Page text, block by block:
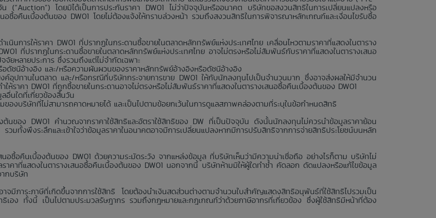
(“Auction”) โดยมิได้เป็นการประกันราคา DW01 ไม่ว่าปัจจุบันหรืออนาคต บริษัทขอสงวนสิทธิในการเปลี่ยนแปลงหรือ
อซื้อคืนเบื้องต้นของ DW01 โดยไม่ต้องแจ้งให้ทราบล่วงหน้า รวมถึงสงวนสิทธิในการพิจารณาหลักเกณฑ์และเงื่อนไขรับซื้อ
เนินการให้ราคา DW01 ที่ปรากฏในกระดานซื้อขายในตลาดหลักทรัพย์แห่งประเทศไทย เคลื่อนไหวตามราคาที่แสดงในตาราง
ที่ปรากฏในกระดานซื้อขายในตลาดหลักทรัพย์แห่งประเทศไทย อาจไม่ตรงหรือไม่สัมพันธ์กับราคาที่แสดงในตารางเสนอ
ยหลายประการ ซึ่งรวมถึงแต่ไม่จำกัดเฉพาะ
ดัชนีอ้างอิง และ/หรือความผันผวนของราคาหลักทรัพย์อ้างอิงหรือดัชนีอ้างอิง
ค์อุปทานในตลาด และ/หรือกรณีที่บริษัทกระจายการขาย DW01 ให้กับนักลงทุนไปเป็นจำนวนมาก ซึ่งอาจส่งผลให้มีจำนวน
ให้ราคา DW01 ที่ถูกซื้อขายในกระดานอาจไม่ตรงหรือไม่สัมพันธ์ราคาที่แสดงในตารางเสนอซื้อคืนเบื้องต้นของ DW01
ลอื่นใดที่เกี่ยวข้องสิ้นวัน
งบริษัทที่ไม่สามารถคาดหมายได้ และเป็นไปตามข้อยกเว้นในการดูแลสภาพคล่องตามที่ระบุในข้อกำหนดสิทธิ
ต้นของ DW01 คำนวณจากราคาใช้สิทธิและอัตราใช้สิทธิของ DW ที่เป็นปัจจุบัน ดังนั้นนักลงทุนไม่ควรนำข้อมูลราคาย้อน
งพึงระลึกและเข้าใจว่าข้อมูลราคาในอนาคตอาจมีการเปลี่ยนแปลงหากมีการปรับสิทธิจากการจ่ายสิทธิประโยชน์บนหลัก
นอซื้อคืนเบื้องต้นของ DW01 ด้วยความระมัดระวัง จากแหล่งข้อมูล ที่บริษัทเห็นว่ามีความน่าเชื่อถือ อย่างไรก็ตาม บริษัทไม่
คาที่แสดงในตารางเสนอซื้อคืนเบื้องต้นของ DW01 นอกจากนี้ บริษัทห้ามมิให้ผู้ใดทำซ้ำ คัดลอก ดัดแปลงหรือแก้ไขข้อมูล
กบริษัท
มีภาระภาษีที่เกิดขึ้นจากการใช้สิทธิ โดยต้องนำเงินสดส่วนต่างตามจำนวนใบสำคัญแสดงสิทธิอนุพันธ์ที่ใช้สิทธิไปรวมเป็น
ทธิเอง ทั้งนี้ เป็นไปตามประมวลรัษฎากร รวมถึงกฎหมายและกฎเกณฑ์ว่าด้วยภาษีอากรที่เกี่ยวข้อง ซึ่งผู้ใช้สิทธิมีหน้าที่ต้อง